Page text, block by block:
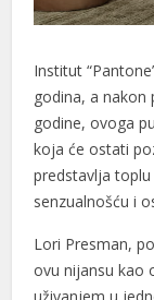
Institut
godina, a nakon
godine, ovoga
koja će ostati
predstavlja
senzualnošću i
Lori Presman,
ovu nijansu kao